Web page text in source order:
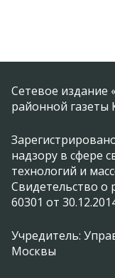
Сетевое
районной газеты
надзору в сфере
технологий и
Свидетельство
60301 от
Учредитель:
Москвы